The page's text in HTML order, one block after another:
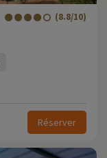
(8.8/10)
Réserver